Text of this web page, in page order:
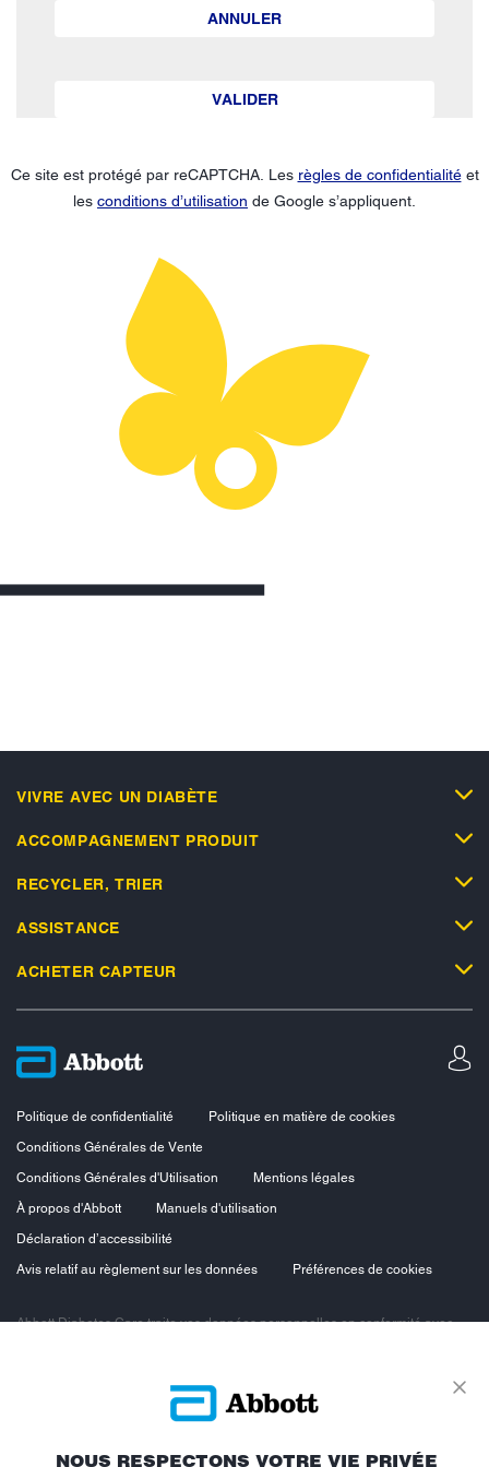
ANNULER
VALIDER
Ce site est protégé par reCAPTCHA. Les règles de confidentialitéet
les conditions d’utilisation de Google s’appliquent.
VIVRE AVEC UN DIABÈTE
ACCOMPAGNEMENT PRODUIT
RECYCLER, TRIER
ASSISTANCE
ACHETER CAPTEUR
Politique de confidentialité
Politique en matière de cookies
Conditions Générales de Vente
Conditions Générales d'Utilisation
Mentions légales
À propos d'Abbott
Manuels d'utilisation
Déclaration d’accessibilité
Avis relatif au règlement sur les données
Préférences de cookies
Abbott Diabetes Care traite vos données personnelles en conformité avec
modifiée. Vous bénéficiez ainsi d’un droit d’accès, d’opposition, de
rectification et de suppression des données vous concernant. Vous
NOUS RESPECTONS VOTRE VIE PRIVÉE